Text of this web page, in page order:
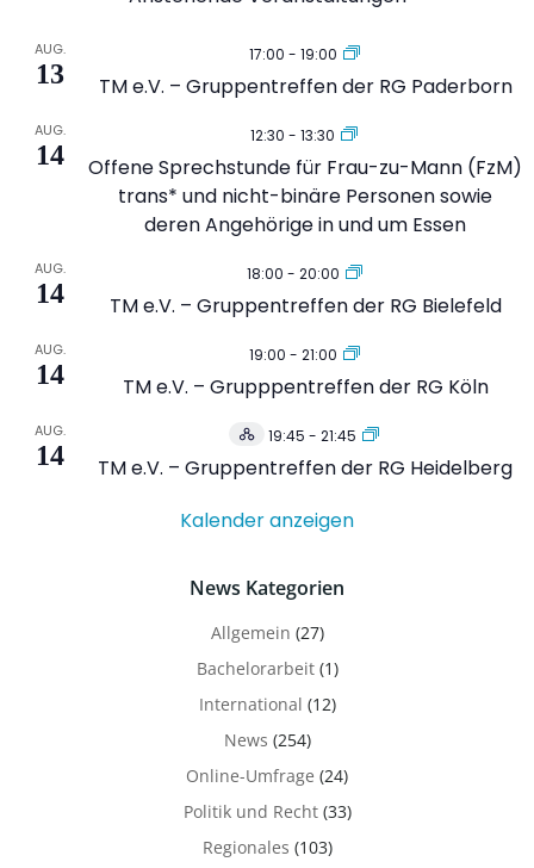
AUG.
13
17:00 - 19:00
TM e.V. – Gruppentreffen der RG Paderborn
AUG.
14
12:30 - 13:30
Offene Sprechstunde für Frau-zu-Mann (FzM)
trans* und nicht-binäre Personen sowie
deren Angehörige in und um Essen
AUG.
14
18:00 - 20:00
TM e.V. – Gruppentreffen der RG Bielefeld
AUG.
14
19:00 - 21:00
TM e.V. – Grupppentreffen der RG Köln
AUG.
14
Hybrid
Veranstaltung
19:45 - 21:45
TM e.V. – Gruppentreffen der RG Heidelberg
Kalender anzeigen
News Kategorien
Allgemein (27)
Bachelorarbeit(1)
International (12)
News (254)
Online-Umfrage (24)
Politik und Recht(33)
Regionales (103)